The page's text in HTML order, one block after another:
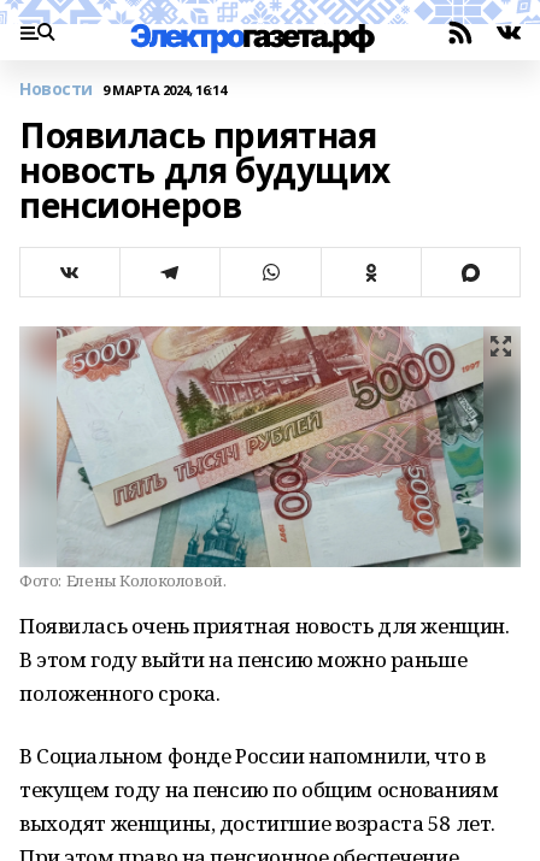
Новости 9 МАРТА 2024, 16:14
Появилась приятная
новость для будущих
пенсионеров
Фото: Елены Колоколовой.
Появилась очень приятная новость для женщин.
В этом году выйти на пенсию можно раньше
положенного срока.
В Социальном фонде России напомнили, что в
текущем году на пенсию по общим основаниям
выходят женщины, достигшие возраста 58 лет.